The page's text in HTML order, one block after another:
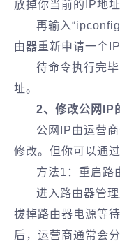
放掉你当前的IP地
再输入
由器重新申请一个
待命令执行完
址。
2、修改公网IP
公网IP由运营
修改。但你可以通
方法1：重启路
进入路由器管
拔掉路由器电源等
后，运营商通常会